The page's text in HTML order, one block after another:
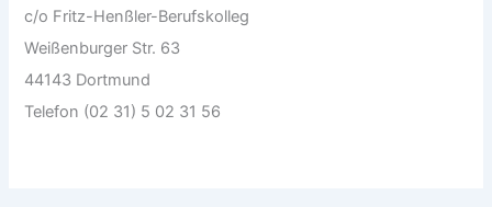
c/o Fritz-Henßler-Berufskolleg
Weißenburger Str. 63
44143 Dortmund
Telefon (02 31) 5 02 31 56